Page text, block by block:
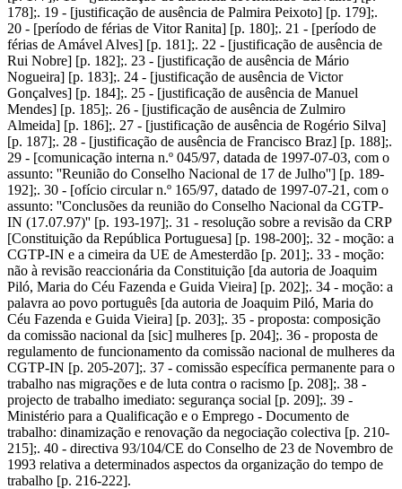
178];. 19 - [justificação de ausência de Palmira Peixoto] [p. 179];.
20 - [período de férias de Vitor Ranita] [p. 180];. 21 - [período de
férias de Amável Alves] [p. 181];. 22 - [justificação de ausência de
Rui Nobre] [p. 182];. 23 - [justificação de ausência de Mário
Nogueira] [p. 183];. 24 - [justificação de ausência de Victor
Gonçalves] [p. 184];. 25 - [justificação de ausência de Manuel
Mendes] [p. 185];. 26 - [justificação de ausência de Zulmiro
Almeida] [p. 186];. 27 - [justificação de ausência de Rogério Silva]
[p. 187];. 28 - [justificação de ausência de Francisco Braz] [p. 188];.
29 - [comunicação interna n.º 045/97, datada de 1997-07-03, com o
assunto: ''Reunião do Conselho Nacional de 17 de Julho''] [p. 189-
192];. 30 - [ofício circular n.º 165/97, datado de 1997-07-21, com o
assunto: ''Conclusões da reunião do Conselho Nacional da CGTP-
IN (17.07.97)'' [p. 193-197];. 31 - resolução sobre a revisão da CRP
[Constituição da República Portuguesa] [p. 198-200];. 32 - moção: a
CGTP-IN e a cimeira da UE de Amesterdão [p. 201];. 33 - moção:
não à revisão reaccionária da Constituição [da autoria de Joaquim
Piló, Maria do Céu Fazenda e Guida Vieira] [p. 202];. 34 - moção: a
palavra ao povo português [da autoria de Joaquim Piló, Maria do
Céu Fazenda e Guida Vieira] [p. 203];. 35 - proposta: composição
da comissão nacional da [sic] mulheres [p. 204];. 36 - proposta de
regulamento de funcionamento da comissão nacional de mulheres da
CGTP-IN [p. 205-207];. 37 - comissão específica permanente para o
trabalho nas migrações e de luta contra o racismo [p. 208];. 38 -
projecto de trabalho imediato: segurança social [p. 209];. 39 -
Ministério para a Qualificação e o Emprego - Documento de
trabalho: dinamização e renovação da negociação colectiva [p. 210-
215];. 40 - directiva 93/104/CE do Conselho de 23 de Novembro de
1993 relativa a determinados aspectos da organização do tempo de
trabalho [p. 216-222].